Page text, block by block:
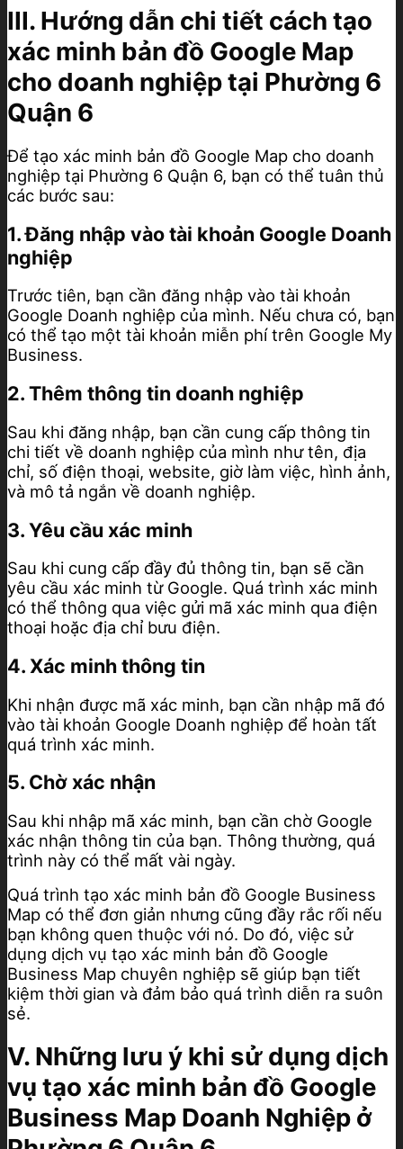
III. Hướng dẫn chi tiết cách tạo
xác minh bản đồ Google Map
cho doanh nghiệp tại Phường 6
Quận 6
Để tạo xác minh bản đồ Google Map cho doanh
nghiệp tại Phường 6 Quận 6, bạn có thể tuân thủ
các bước sau:
1. Đăng nhập vào tài khoản Google Doanh
nghiệp
Trước tiên, bạn cần đăng nhập vào tài khoản
Google Doanh nghiệp của mình. Nếu chưa có, bạn
có thể tạo một tài khoản miễn phí trên Google My
Business.
2. Thêm thông tin doanh nghiệp
Sau khi đăng nhập, bạn cần cung cấp thông tin
chi tiết về doanh nghiệp của mình như tên, địa
chỉ, số điện thoại, website, giờ làm việc, hình ảnh,
và mô tả ngắn về doanh nghiệp.
3. Yêu cầu xác minh
Sau khi cung cấp đầy đủ thông tin, bạn sẽ cần
yêu cầu xác minh từ Google. Quá trình xác minh
có thể thông qua việc gửi mã xác minh qua điện
thoại hoặc địa chỉ bưu điện.
4. Xác minh thông tin
Khi nhận được mã xác minh, bạn cần nhập mã đó
vào tài khoản Google Doanh nghiệp để hoàn tất
quá trình xác minh.
5. Chờ xác nhận
Sau khi nhập mã xác minh, bạn cần chờ Google
xác nhận thông tin của bạn. Thông thường, quá
trình này có thể mất vài ngày.
Quá trình tạo xác minh bản đồ Google Business
Map có thể đơn giản nhưng cũng đầy rắc rối nếu
bạn không quen thuộc với nó. Do đó, việc sử
dụng dịch vụ tạo xác minh bản đồ Google
Business Map chuyên nghiệp sẽ giúp bạn tiết
kiệm thời gian và đảm bảo quá trình diễn ra suôn
sẻ.
V. Những lưu ý khi sử dụng dịch
vụ tạo xác minh bản đồ Google
Business Map Doanh Nghiệp ở